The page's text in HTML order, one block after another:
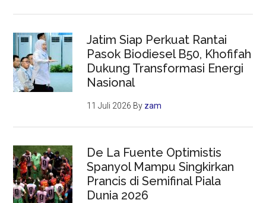
Jatim Siap Perkuat Rantai
Pasok Biodiesel B50, Khofifah
Dukung Transformasi Energi
Nasional
11 Juli 2026 By zam
De La Fuente Optimistis
Spanyol Mampu Singkirkan
Prancis di Semifinal Piala
Dunia 2026